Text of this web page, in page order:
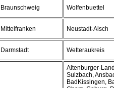
Braunschweig Wolfenbuettel
Mittelfranken Neustadt-Aisch
Darmstadt Wetteraukreis
Altenburger-
Sulzbach,
BadKissingen,